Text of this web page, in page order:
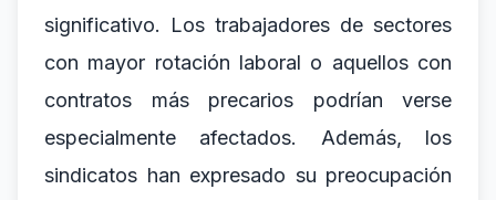
significativo. Los trabajadores de sectores
con mayor rotación laboral o aquellos con
contratos más precarios podrían verse
especialmente afectados. Además, los
sindicatos han expresado su preocupación